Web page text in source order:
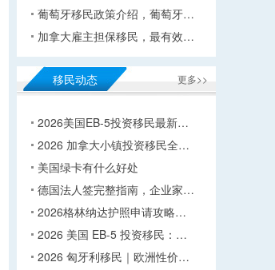
葡萄牙移民政策介绍，葡萄牙…
加拿大雇主担保移民，最有效…
更多>>
移民动态
2026美国EB-5投资移民最新…
2026 加拿大小镇投资移民全…
美国绿卡有什么好处
德国法人签完整指南，企业家…
2026格林纳达护照申请攻略…
2026 美国 EB-5 投资移民：…
2026 匈牙利移民｜欧洲性价…